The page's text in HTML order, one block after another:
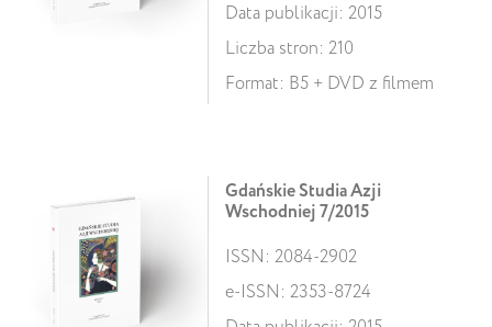
Data publikacji: 2015
Liczba stron: 210
Format: B5 + DVD z filmem
Gdańskie Studia Azji
Wschodniej 7/2015
ISSN: 2084-2902
e-ISSN: 2353-8724